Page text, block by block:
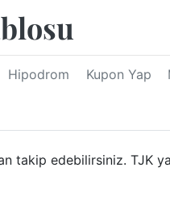
Hipodrom Kupon Yap
takip edebilirsiniz. TJK